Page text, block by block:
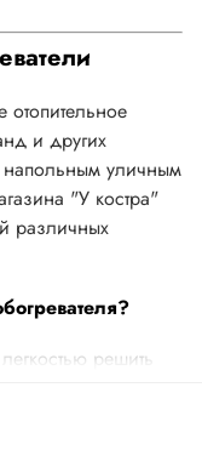
и других
напольным уличным
"У костра"
различных
решить
любой
эффективно